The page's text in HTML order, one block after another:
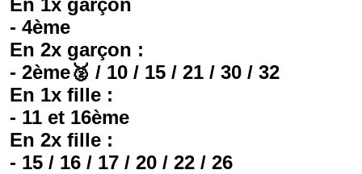
- 4ème
En 2x garçon :
- 2ème🥈 / 10 / 15 / 21 / 30 / 32
En 1x fille :
- 11 et 16ème
En 2x fille :
- 15 / 16 / 17 / 20 / 22 / 26